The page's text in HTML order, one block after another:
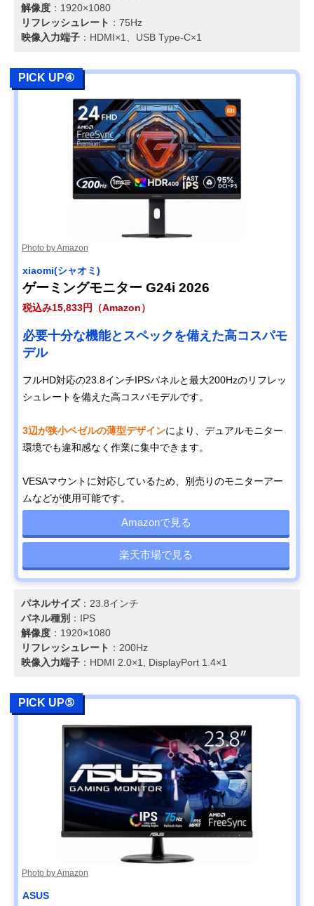
解像度 ：1920×1080
リフレッシュレート ：75Hz
映像入力端子 ：HDMI×1、USB Type-C×1
PICK UP④
Photo by Amazon
xiaomi(シャオミ)
ゲーミングモニター G24i 2026
税込み15,833円（Amazon）
必要十分な機能とスペックを備えた高コスパモ
デル
フルHD対応の23.8インチIPSパネルと最大200Hzのリフレッ
シュレートを備えた高コスパモデルです。
3辺が狭小ベゼルの薄型デザインにより、デュアルモニター
環境でも違和感なく作業に集中できます。
VESAマウントに対応しているため、別売りのモニターアー
ムなどが使用可能です。
Amazonで見る
楽天市場で見る
パネルサイズ：23.8インチ
パネル種別 ：IPS
解像度 ：1920×1080
リフレッシュレート ：200Hz
映像入力端子 ：HDMI 2.0×1, DisplayPort 1.4×1
PICK UP⑤
Photo by Amazon
ASUS